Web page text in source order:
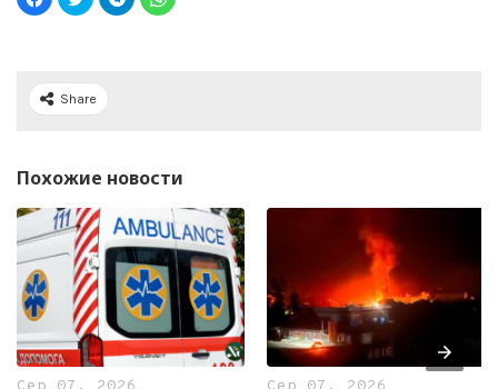
Share
Похожие новости